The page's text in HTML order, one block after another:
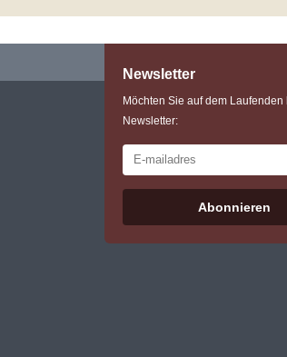
Newsletter
Möchten Sie auf dem Laufenden
Newsletter:
Abonnieren